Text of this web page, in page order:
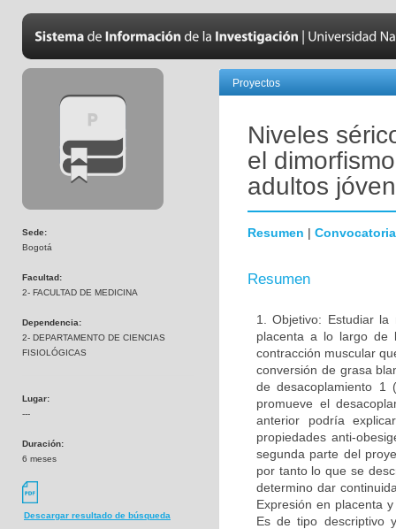
Sede:
Bogotá
Facultad:
2- FACULTAD DE MEDICINA
Dependencia:
2- DEPARTAMENTO DE CIENCIAS
FISIOLÓGICAS
Lugar:
---
Duración:
6 meses
Descargar resultado de búsqueda
Proyectos
Niveles
el
adultos
Resumen | Convocatoria
Resumen
1. Objetivo: Estudiar
placenta a lo largo de
contracción muscular
conversión de grasa
de desacoplamiento 1
promueve el
anterior podría
propiedades anti-
segunda parte del
por tanto lo que se
determino dar
Expresión en placenta
Es de tipo descriptivo